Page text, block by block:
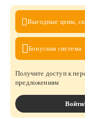
Выгодные цены,
Бонусная система
Получите доступ к
предложениям